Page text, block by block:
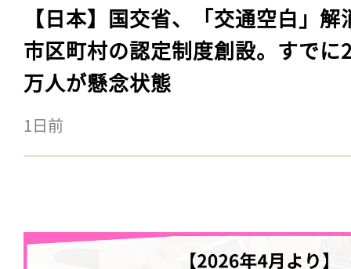
【日本】国交省、「交通空白」解
市区町村の認定制度創設。すでに
万人が懸念状態
1日前